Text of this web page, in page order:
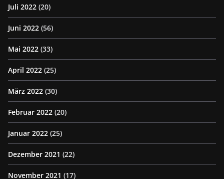
Juli 2022 (20)
Juni 2022 (56)
Mai 2022 (33)
April 2022 (25)
März 2022 (30)
Februar 2022 (20)
Januar 2022 (25)
Dezember 2021 (22)
November 2021 (17)